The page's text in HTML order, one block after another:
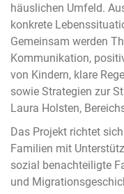
häuslichen Umfeld.
konkrete
Gemeinsam werden
Kommunikation,
von Kindern, klare
sowie Strategien zur
Laura Holsten,
Das Projekt richtet
Familien mit
sozial benachteiligte
und